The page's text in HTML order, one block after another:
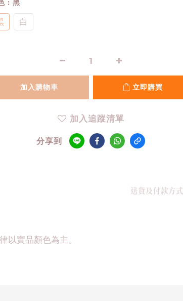
: 黑
白
加入購物車 立即購買
加入追蹤清單
分享到
送貨及付款方式
以實品顏色為主。